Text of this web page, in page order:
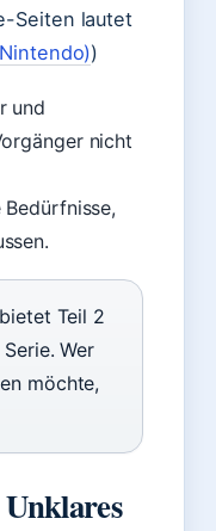
Seiten lautet
)
und
nicht
Teil 2
Wer
möchte,